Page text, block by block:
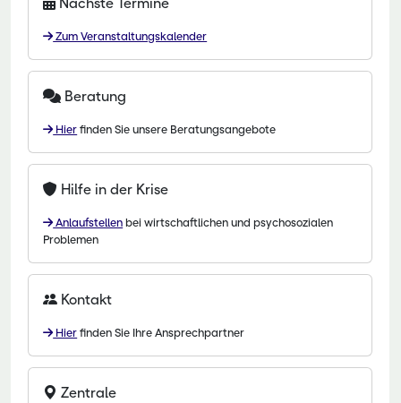
Nächste Termine
Zum Veranstaltungskalender
Beratung
Hier finden Sie unsere Beratungsangebote
Hilfe in der Krise
Anlaufstellen bei wirtschaftlichen und psychosozialen
Problemen
Kontakt
Hier finden Sie Ihre Ansprechpartner
Zentrale